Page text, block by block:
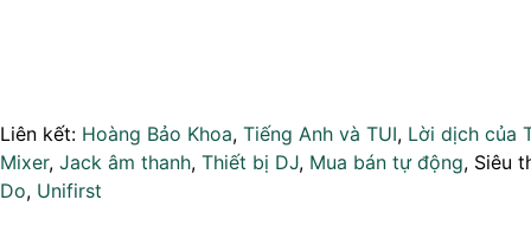
Liên kết: Hoàng Bảo Khoa, Tiếng Anh và TUI, Lời dịch của
Mixer, Jack âm thanh, Thiết bị DJ, Mua bán tự động, Siêu
Do, Unifirst